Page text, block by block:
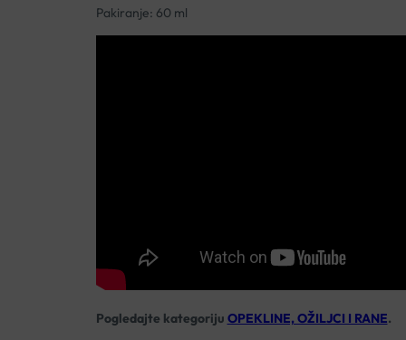
Pakiranje: 60 ml
Pogledajte kategoriju OPEKLINE, OŽILJCI I RANE.